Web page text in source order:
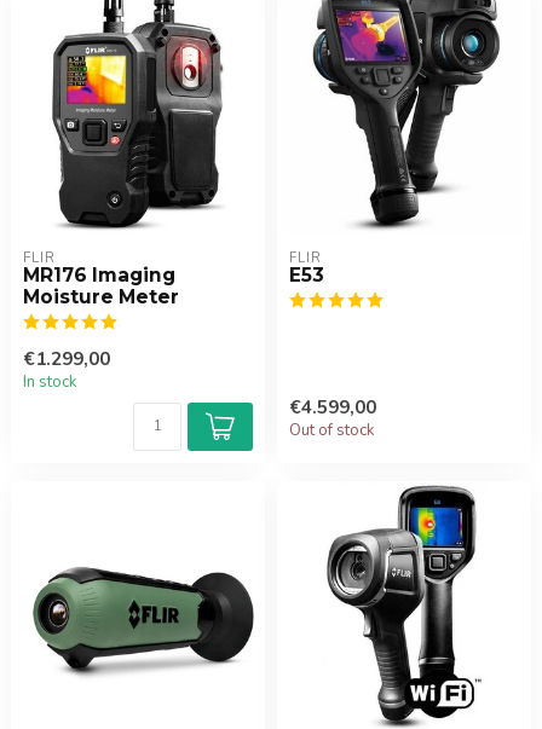
FLIR
MR176 Imaging
Moisture Meter
€1.299,00
In stock
FLIR
E53
€4.599,00
Out of stock